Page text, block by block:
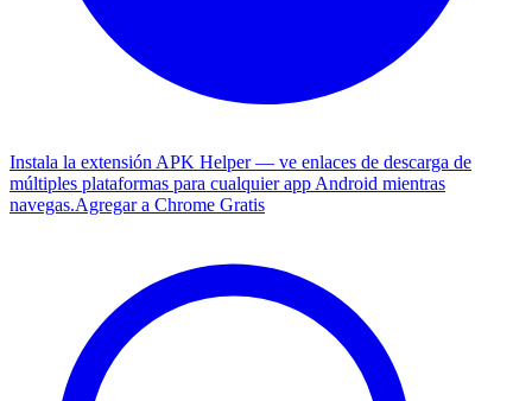
Instala la extensión APK Helper — ve enlaces de descarga de
múltiples plataformas para cualquier app Android mientras
navegas.Agregar a Chrome Gratis